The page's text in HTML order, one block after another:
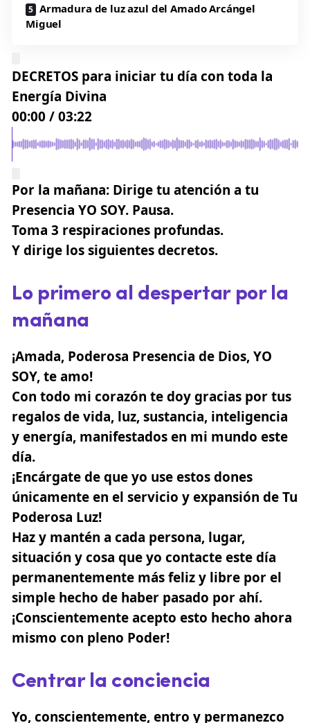
Armadura de luz azul del Amado Arcángel
Miguel
DECRETOS para iniciar tu día con toda la
Energía Divina
00:00 /03:22
Por la mañana: Dirige tu atención a tu
Presencia YO SOY. Pausa.
Toma 3 respiraciones profundas.
Y dirige los siguientes decretos.
Lo primero al despertar por la
mañana
¡Amada, Poderosa Presencia de Dios, YO
SOY, te amo!
Con todo mi corazón te doy gracias por tus
regalos de vida, luz, sustancia, inteligencia
y energía, manifestados en mi mundo este
día.
¡Encárgate de que yo use estos dones
únicamente en el servicio y expansión de Tu
Poderosa Luz!
Haz y mantén a cada persona, lugar,
situación y cosa que yo contacte este día
permanentemente más feliz y libre por el
simple hecho de haber pasado por ahí.
¡Conscientemente acepto esto hecho ahora
mismo con pleno Poder!
Centrar la conciencia
Yo, conscientemente, entro y permanezco